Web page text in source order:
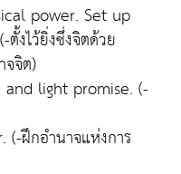
power. Set up
งไว้ยิ่งซึ่งจิตด้วย
จจิต)
light promise. (-
ฝึกอำนาจแห่งการ